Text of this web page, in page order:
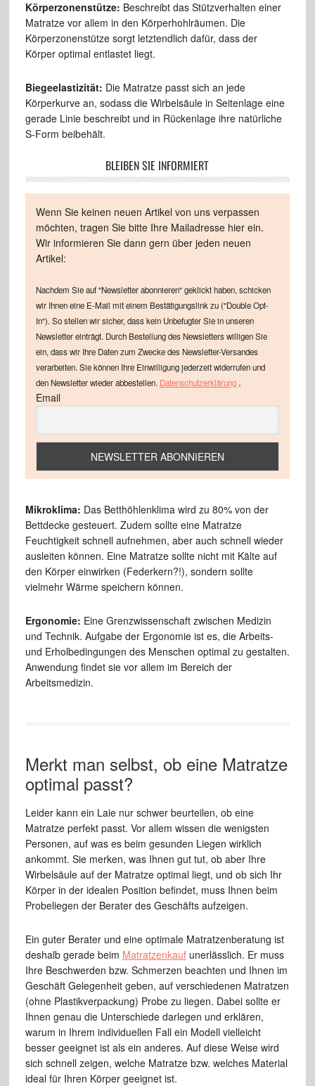
Körperzonenstütze: Beschreibt das Stützverhalten einer
Matratze vor allem in den Körperhohlräumen. Die
Körperzonenstütze sorgt letztendlich dafür, dass der
Körper optimal entlastet liegt.
Biegeelastizität: Die Matratze passt sich an jede
Körperkurve an, sodass die Wirbelsäule in Seitenlage eine
gerade Linie beschreibt und in Rückenlage ihre natürliche
S-Form beibehält.
BLEIBEN SIE INFORMIERT
Wenn Sie keinen neuen Artikel von uns verpassen
möchten, tragen Sie bitte Ihre Mailadresse hier ein.
Wir informieren Sie dann gern über jeden neuen
Artikel:
Nachdem Sie auf "Newsletter abonnieren" geklickt haben, schicken
wir Ihnen eine E-Mail mit einem Bestätigungslink zu ("Double Opt-
In"). So stellen wir sicher, dass kein Unbefugter Sie in unseren
Newsletter einträgt. Durch Bestellung des Newsletters willigen Sie
ein, dass wir Ihre Daten zum Zwecke des Newsletter-Versandes
verarbeiten. Sie können Ihre Einwilligung jederzeit widerrufen und
den Newsletter wieder abbestellen. Datenschutzerklärung .
Email
Mikroklima: Das Betthöhlenklima wird zu 80% von der
Bettdecke gesteuert. Zudem sollte eine Matratze
Feuchtigkeit schnell aufnehmen, aber auch schnell wieder
ausleiten können. Eine Matratze sollte nicht mit Kälte auf
den Körper einwirken (Federkern?!), sondern sollte
vielmehr Wärme speichern können.
Ergonomie: Eine Grenzwissenschaft zwischen Medizin
und Technik. Aufgabe der Ergonomie ist es, die Arbeits-
und Erholbedingungen des Menschen optimal zu gestalten.
Anwendung findet sie vor allem im Bereich der
Arbeitsmedizin.
Merkt man selbst, ob eine Matratze
optimal passt?
Leider kann ein Laie nur schwer beurteilen, ob eine
Matratze perfekt passt. Vor allem wissen die wenigsten
Personen, auf was es beim gesunden Liegen wirklich
ankommt. Sie merken, was Ihnen gut tut, ob aber Ihre
Wirbelsäule auf der Matratze optimal liegt, und ob sich Ihr
Körper in der idealen Position befindet, muss Ihnen beim
Probeliegen der Berater des Geschäfts aufzeigen.
Ein guter Berater und eine optimale Matratzenberatung ist
deshalb gerade beim Matratzenkaufunerlässlich. Er muss
Ihre Beschwerden bzw. Schmerzen beachten und Ihnen im
Geschäft Gelegenheit geben, auf verschiedenen Matratzen
(ohne Plastikverpackung) Probe zu liegen. Dabei sollte er
Ihnen genau die Unterschiede darlegen und erklären,
warum in Ihrem individuellen Fall ein Modell vielleicht
besser geeignet ist als ein anderes. Auf diese Weise wird
sich schnell zeigen, welche Matratze bzw. welches Material
ideal für Ihren Körper geeignet ist.